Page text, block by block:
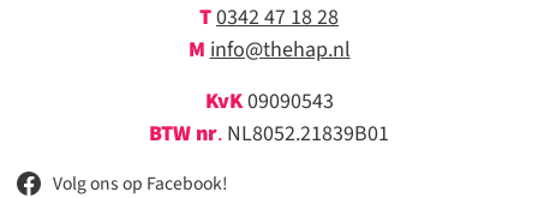
T0342 47 18 28
M info@thehap.nl
KvK09090543
BTW nr. NL8052.21839B01
Volg ons op Facebook!